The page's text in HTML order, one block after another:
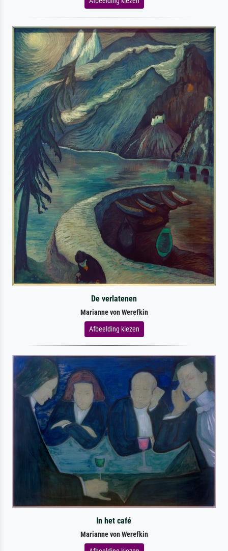
De verlatenen
Marianne von Werefkin
Afbeelding kiezen
In het café
Marianne von Werefkin